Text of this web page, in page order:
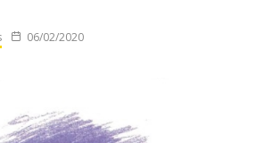
06/02/2020